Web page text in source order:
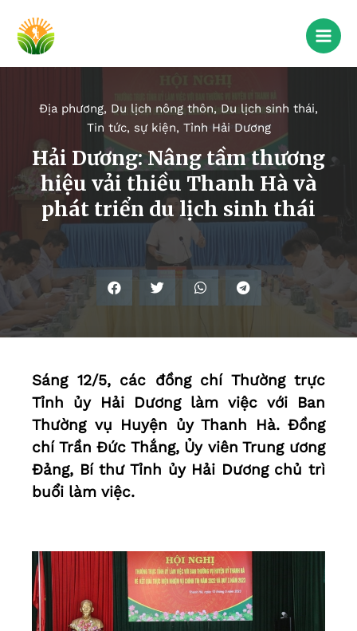
Địa phương, Du lịch nông thôn, Du lịch sinh thái,
Tin tức, sự kiện, Tỉnh Hải Dương
Hải Dương: Nâng tầm thương
hiệu vải thiều Thanh Hà và
phát triển du lịch sinh thái
Sáng 12/5, các đồng chí Thường trực
Tỉnh ủy Hải Dương làm việc với Ban
Thường vụ Huyện ủy Thanh Hà. Đồng
chí Trần Đức Thắng, Ủy viên Trung ương
Đảng, Bí thư Tỉnh ủy Hải Dương chủ trì
buổi làm việc.